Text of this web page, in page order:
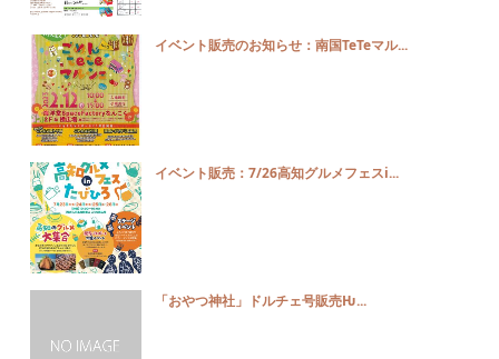
イベント販売のお知らせ：南国TeTeマル...
イベント販売：7/26高知グルメフェスi...
「おやつ神社」ドルチェ号販売Ƕ...